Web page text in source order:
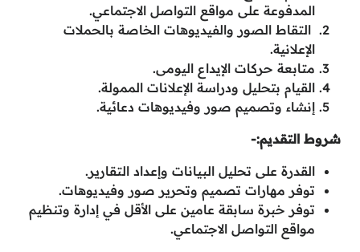
المدفوعة على مواقع التواصل الاجتماعي.
التقاط الصور والفيديوهات الخاصة بالحملات
الإعلانية.
متابعة حركات الإيداع اليومى.
القيام بتحليل ودراسة الإعلانات الممولة.
إنشاء وتصميم صور وفيديوهات دعائية.
شروط التقديم:-
القدرة على تحليل البيانات وإعداد التقارير.
توفر مهارات تصميم وتحرير صور وفيديوهات.
توفر خبرة سابقة عامين على الأقل في إدارة وتنظيم
مواقع التواصل الاجتماعي.